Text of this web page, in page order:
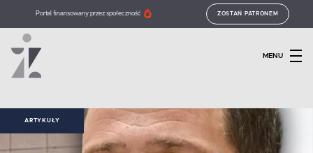
Portal finansowany przez społeczność ZOSTAŃ PATRONEM
MENU
ARTYKUŁY